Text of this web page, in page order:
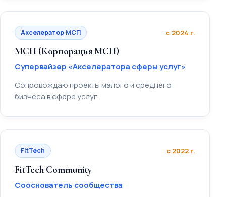
Акселератор МСП с 2024 г.
МСП (Корпорация МСП)
Супервайзер «Акселератора сферы услуг»
Сопровождаю проекты малого и среднего
бизнеса в сфере услуг.
FitTech с 2022 г.
FitTech Community
Сооснователь сообщества